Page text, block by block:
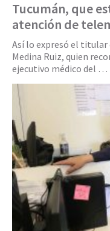
Tucumán, que
atención de
Así lo expresó el
Medina Ruiz, quien
ejecutivo médico del …